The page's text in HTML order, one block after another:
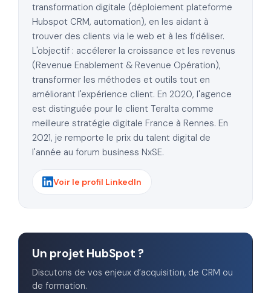
transformation digitale (déploiement plateforme
Hubspot CRM, automation), en les aidant à
trouver des clients via le web et à les fidéliser.
L'objectif : accélerer la croissance et les revenus
(Revenue Enablement & Revenue Opération),
transformer les méthodes et outils tout en
améliorant l'expérience client. En 2020, l'agence
est distinguée pour le client Teralta comme
meilleure stratégie digitale France à Rennes. En
2021, je remporte le prix du talent digital de
l'année au forum business NxSE.
Voir le profil LinkedIn
Un projet HubSpot ?
Discutons de vos enjeux d’acquisition, de CRM ou
de formation.